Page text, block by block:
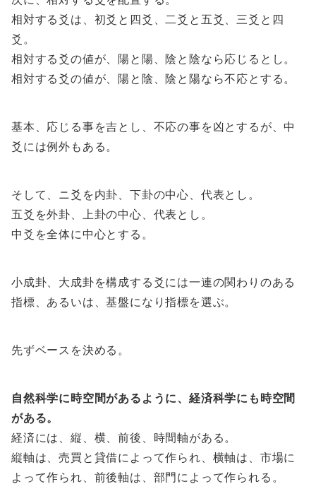
相対する爻は、初爻と四爻、二爻と五爻、三爻と四
爻。
相対する爻の値が、陽と陽、陰と陰なら応じるとし。
相対する爻の値が、陽と陰、陰と陽なら不応とする。
基本、応じる事を吉とし、不応の事を凶とするが、中
爻には例外もある。
そして、ニ爻を内卦、下卦の中心、代表とし。
五爻を外卦、上卦の中心、代表とし。
中爻を全体に中心とする。
小成卦、大成卦を構成する爻には一連の関わりのある
指標、あるいは、基盤になり指標を選ぶ。
先ずベースを決める。
自然科学に時空間があるように、経済科学にも時空間
がある。
経済には、縦、横、前後、時間軸がある。
縦軸は、売買と貸借によって作られ、横軸は、市場に
よって作られ、前後軸は、部門によって作られる。